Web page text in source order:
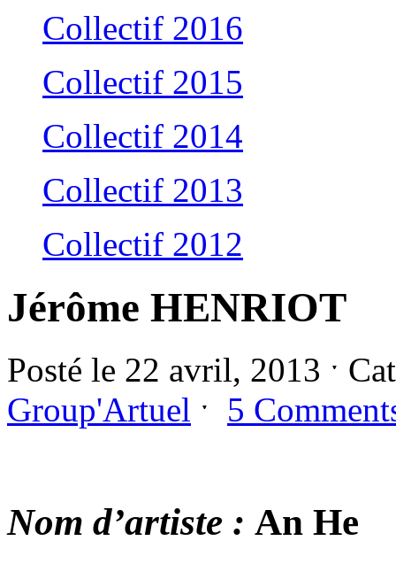
Collectif 2016
Collectif 2015
Collectif 2014
Collectif 2013
Collectif 2012
Jérôme HENRIOT
Posté le 22 avril, 2013 ˑ
Group'Artuel ˑ 5
Nom d’artiste : An He